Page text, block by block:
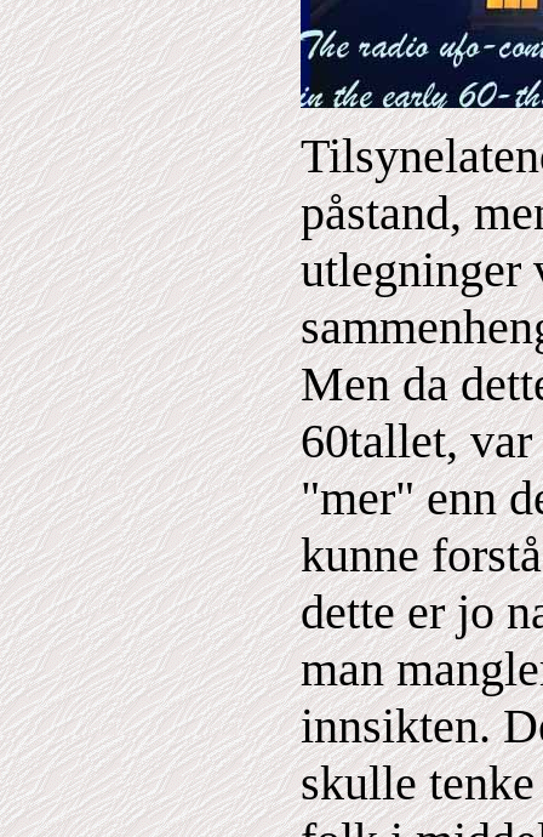
påstand,
utlegninger
Men da
60tallet,
"mer" enn
kunne
dette er jo
man
innsikten.
skulle